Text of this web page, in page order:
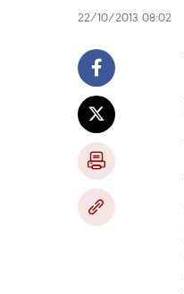
22/10/2013 08:02